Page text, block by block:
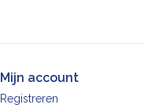
Mijn account
Registreren